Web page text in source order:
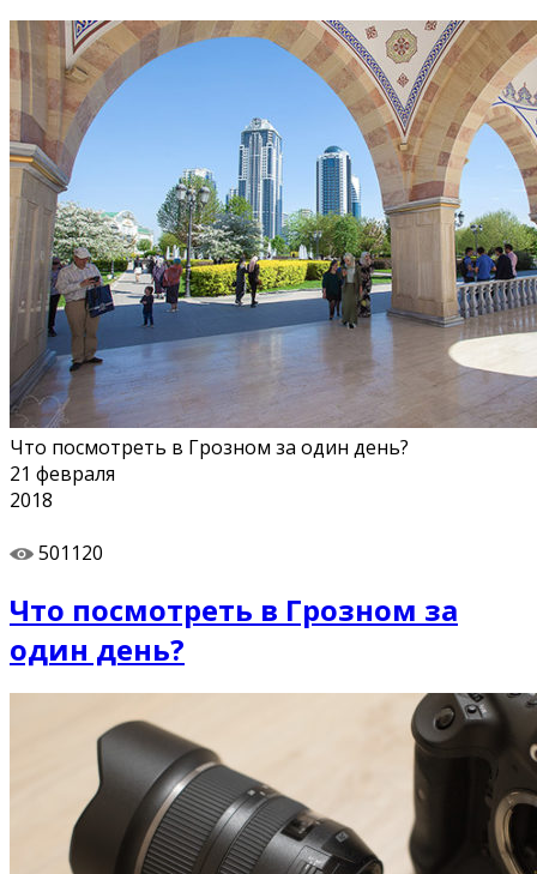
Что посмотреть в Грозном за один день?
21 февраля
2018
501120
Что посмотреть в Грозном за
один день?